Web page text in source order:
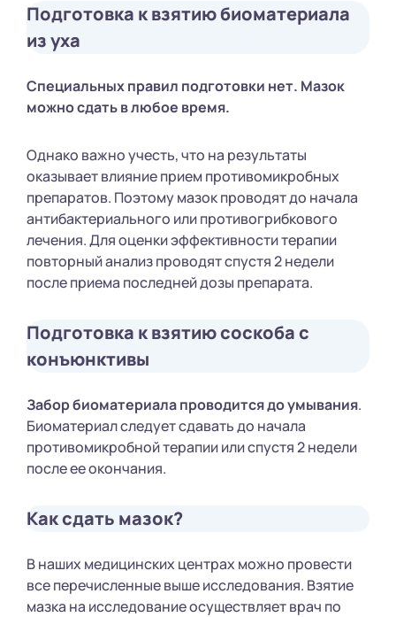
Подготовка к взятию биоматериала
из уха
Специальных правил подготовки нет. Мазок
можно сдать в любое время.
Однако важно учесть, что на результаты
оказывает влияние прием противомикробных
препаратов. Поэтому мазок проводят до начала
антибактериального или противогрибкового
лечения. Для оценки эффективности терапии
повторный анализ проводят спустя 2 недели
после приема последней дозы препарата.
Подготовка к взятию соскоба с
конъюнктивы
Забор биоматериала проводится до умывания.
Биоматериал следует сдавать до начала
противомикробной терапии или спустя 2 недели
после ее окончания.
Как сдать мазок?
В наших медицинских центрах можно провести
все перечисленные выше исследования. Взятие
мазка на исследование осуществляет врач по